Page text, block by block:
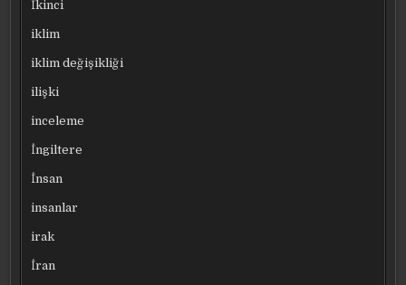
İkinci
iklim
iklim değişikliği
ilişki
inceleme
İngiltere
İnsan
insanlar
irak
İran